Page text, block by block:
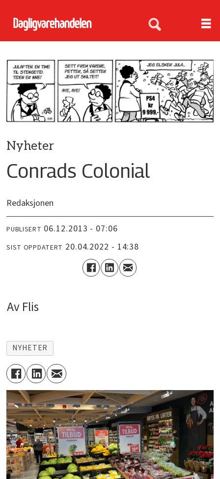
Nyheter
Conrads Colonial
Redaksjonen
PUBLISERT 06.12.2013 - 07:06
SIST OPPDATERT 20.04.2022 - 14:38
Av Flis
NYHETER